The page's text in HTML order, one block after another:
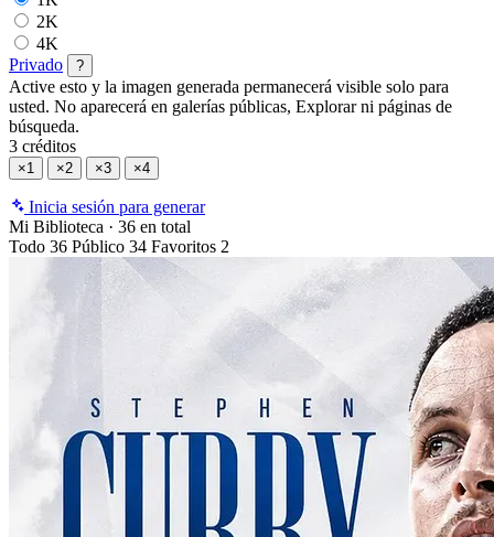
2K
4K
Privado
?
Active esto y la imagen generada permanecerá visible solo para
usted. No aparecerá en galerías públicas, Explorar ni páginas de
búsqueda.
3 créditos
×1 ×2 ×3 ×4
Inicia sesión para generar
Mi Biblioteca · 36 en total
Todo 36 Público 34 Favoritos 2